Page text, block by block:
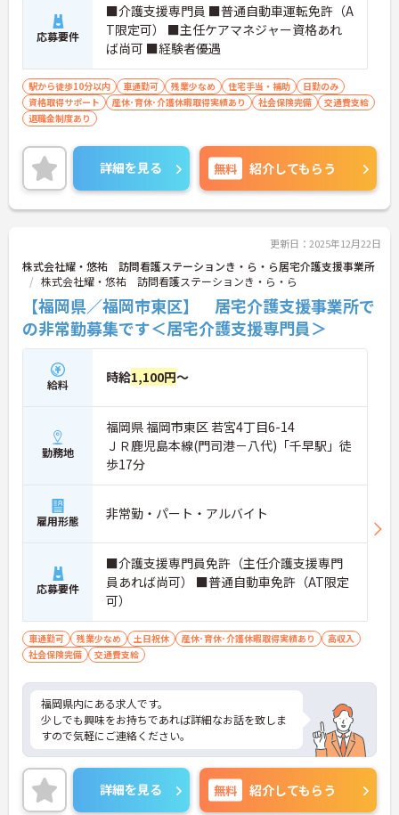
応募要件
■介護支援専門員 ■普通自動車運転免許（A
T限定可） ■主任ケアマネジャー資格あれ
ば尚可 ■経験者優遇
駅から徒歩10分以内 車通勤可 残業少なめ 住宅手当・補助
日勤のみ
資格取得サポート
産休･育休･介護休暇取得実績あり 社会保険完備
交通費支給
退職金制度あり
詳細を見る 無料 紹介してもらう
更新日：2025年12月22日
株式会社耀・悠祐 訪問看護ステーションき・ら・ら居宅介護支援事業所
株式会社耀・悠祐 訪問看護ステーションき・ら・ら
【福岡県／福岡市東区】 居宅介護支援事業所で
の非常勤募集です＜居宅介護支援専門員＞
給料 時給1,100円～
勤務地
福岡県 福岡市東区 若宮4丁目6-14
ＪＲ鹿児島本線(門司港－八代)「千早駅」徒
歩17分
雇用形態 非常勤・パート・アルバイト
応募要件
■介護支援専門員免許（主任介護支援専門
員あれば尚可） ■普通自動車免許（AT限定
可）
車通勤可 残業少なめ 土日祝休 産休･育休･介護休暇取得実績あり
高収入
社会保険完備
交通費支給
福岡県内にある求人です。
少しでも興味をお持ちであれば詳細なお話を致しま
すので気軽にご連絡ください。
詳細を見る 無料 紹介してもらう